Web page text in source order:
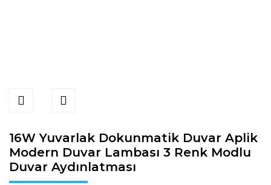
16W Yuvarlak Dokunmatik Duvar Aplik
Modern Duvar Lambası 3 Renk Modlu
Duvar Aydınlatması